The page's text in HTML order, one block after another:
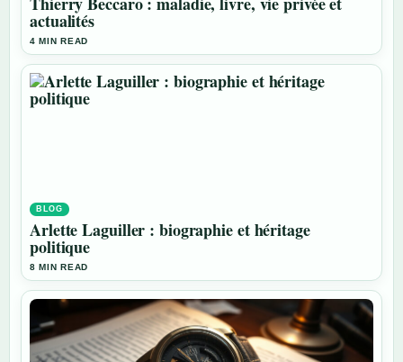
actualités
4 MIN READ
BLOG
Arlette Laguiller : biographie et héritage
politique
8 MIN READ